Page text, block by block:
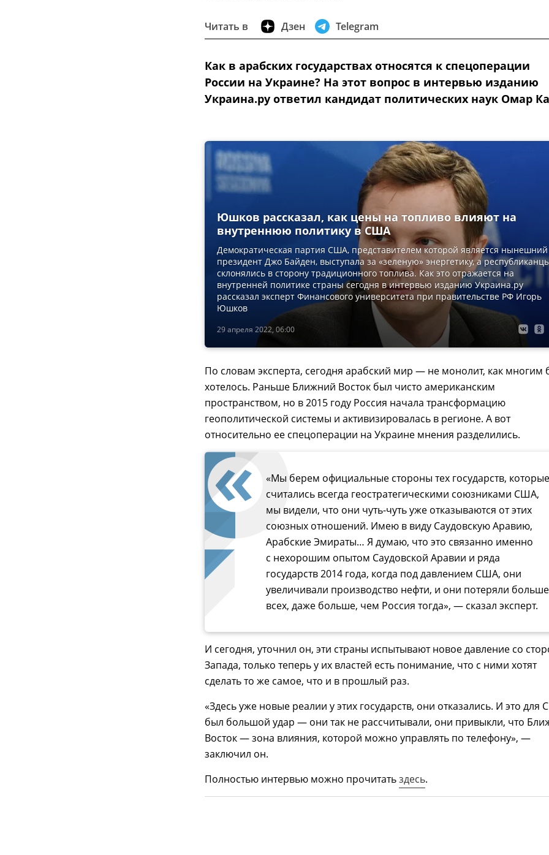
Читать в Дзен Telegram
Как в арабских государствах относятся к спецоперации
России на Украине? На этот вопрос в интервью изданию
Украина.ру ответил кандидат политических наук Омар
29 апреля 2022, 06:00
Юшков рассказал, как цены на топливо влияют на
внутреннюю политику в США
Демократическая партия США, представителем которой является нынешний
президент Джо Байден, выступала за «зеленую» энергетику, а
склонялись в сторону традиционного топлива. Как это отражается на
внутренней политике страны сегодня в интервью изданию Украина.ру
рассказал эксперт Финансового университета при правительстве РФ Игорь
Юшков
По словам эксперта, сегодня арабский мир — не монолит, как многим
хотелось. Раньше Ближний Восток был чисто американским
пространством, но в 2015 году Россия начала трансформацию
геополитической системы и активизировалась в регионе. А вот
относительно ее спецоперации на Украине мнения разделились.
«Мы берем официальные стороны тех государств, которые
считались всегда геостратегическими союзниками США,
мы видели, что они чуть-чуть уже отказываются от этих
союзных отношений. Имею в виду Саудовскую Аравию,
Арабские Эмираты… Я думаю, что это связанно именно
с нехорошим опытом Саудовской Аравии и ряда
государств 2014 года, когда под давлением США, они
увеличивали производство нефти, и они потеряли больше
всех, даже больше, чем Россия тогда», — сказал эксперт.
И сегодня, уточнил он, эти страны испытывают новое давление со
Запада, только теперь у их властей есть понимание, что с ними хотят
сделать то же самое, что и в прошлый раз.
«Здесь уже новые реалии у этих государств, они отказались. И это для
был большой удар — они так не рассчитывали, они привыкли, что
Восток — зона влияния, которой можно управлять по телефону», —
заключил он.
Полностью интервью можно прочитатьздесь.